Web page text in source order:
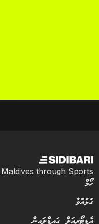
through Sports
ހޯމް
ގުޅުއްވާ